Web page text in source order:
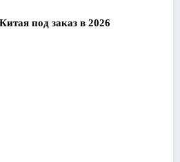
под заказ в 2026